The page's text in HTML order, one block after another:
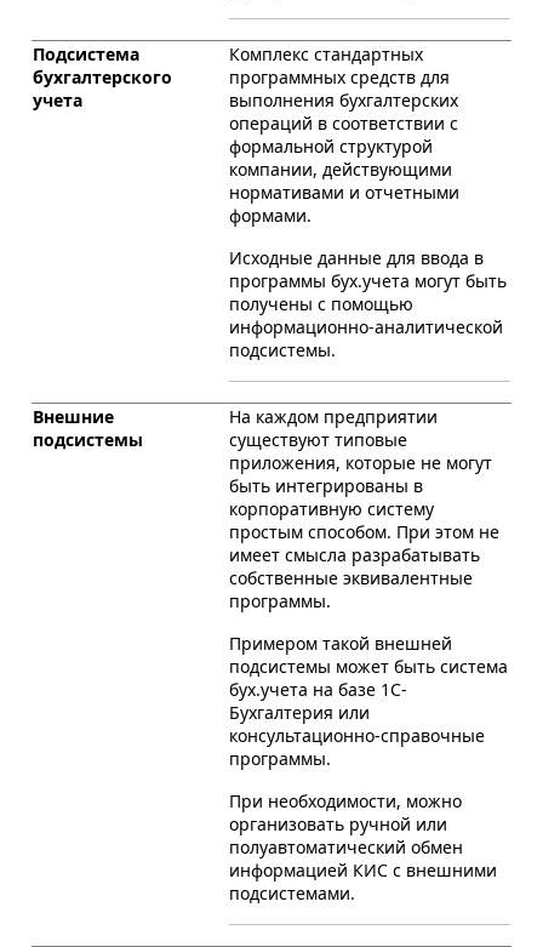
Подсистема
бухгалтерского
учета
Комплекс стандартных
программных средств для
выполнения бухгалтерских
операций в соответствии с
формальной структурой
компании, действующими
нормативами и отчетными
формами.
Исходные данные для ввода в
программы бух.учета могут быть
получены с помощью
информационно-аналитической
подсистемы.
Внешние
подсистемы
На каждом предприятии
существуют типовые
приложения, которые не могут
быть интегрированы в
корпоративную систему
простым способом. При этом не
имеет смысла разрабатывать
собственные эквивалентные
программы.
Примером такой внешней
подсистемы может быть система
бух.учета на базе 1С-
Бухгалтерия или
консультационно-справочные
программы.
При необходимости, можно
организовать ручной или
полуавтоматический обмен
информацией КИС с внешними
подсистемами.